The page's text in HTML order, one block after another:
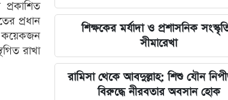
প্রধান
কয়েকজন
রাখা
প্রতিরক্ষা ও অস্ত্র ব্যবস্থার ব্যাপক
আধুনিকায়ন
চার বিভাগে দুর্যোগপূর্ণ আবহাওয়ার
আবহাওয়া দপ্তরের বিশেষ সতর্কতা
শিক্ষকের মর্যাদা ও প্রশাসনিক
সীমারেখা
রামিসা থেকে আবদুল্লাহ: শিশু যৌন
বিরুদ্ধে নীরবতার অবসান হোক